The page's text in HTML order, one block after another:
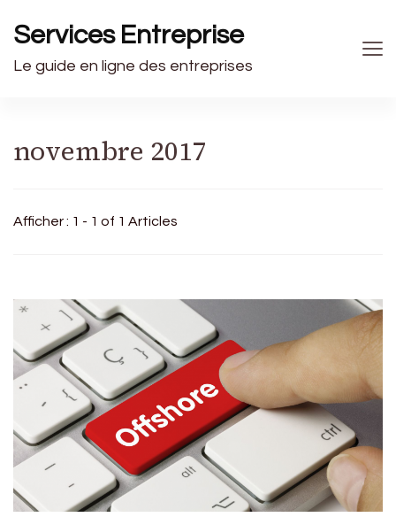
Services Entreprise
Le guide en ligne des entreprises
novembre 2017
Afficher : 1 - 1 of 1 Articles